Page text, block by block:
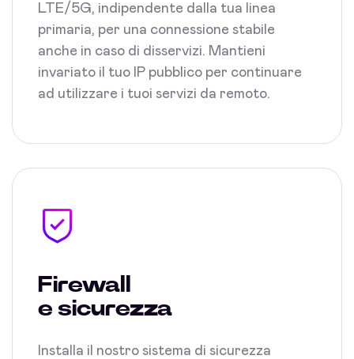
LTE/5G, indipendente dalla tua linea
primaria, per una connessione stabile
anche in caso di disservizi. Mantieni
invariato il tuo IP pubblico per continuare
ad utilizzare i tuoi servizi da remoto.
Firewall
e sicurezza
Installa il nostro sistema di sicurezza